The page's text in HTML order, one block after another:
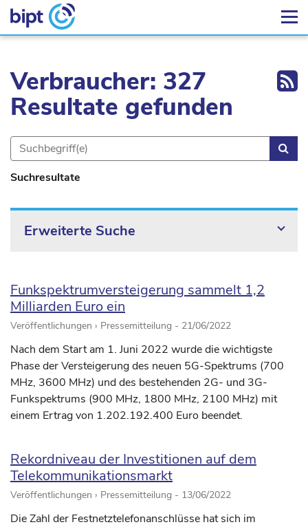
Verbraucher: 327
Resultate gefunden
Suchresultate
Erweiterte Suche
Funkspektrumversteigerung sammelt 1,2
Milliarden Euro ein
Veröffentlichungen › Pressemitteilung - 21/06/2022
Nach dem Start am 1. Juni 2022 wurde die wichtigste
Phase der Versteigerung des neuen 5G-Spektrums (700
MHz, 3600 MHz) und des bestehenden 2G- und 3G-
Funkspektrums (900 MHz, 1800 MHz, 2100 MHz) mit
einem Ertrag von 1.202.192.400 Euro beendet.
Rekordniveau der Investitionen auf dem
Telekommunikationsmarkt
Veröffentlichungen › Pressemitteilung - 13/06/2022
Die Zahl der Festnetztelefonanschlüsse hat sich im